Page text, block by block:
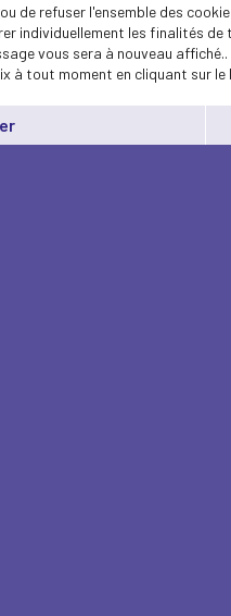
de refuser l'ensemble des
individuellement les finalités
vous sera à nouveau affiché..
à tout moment en cliquant sur le